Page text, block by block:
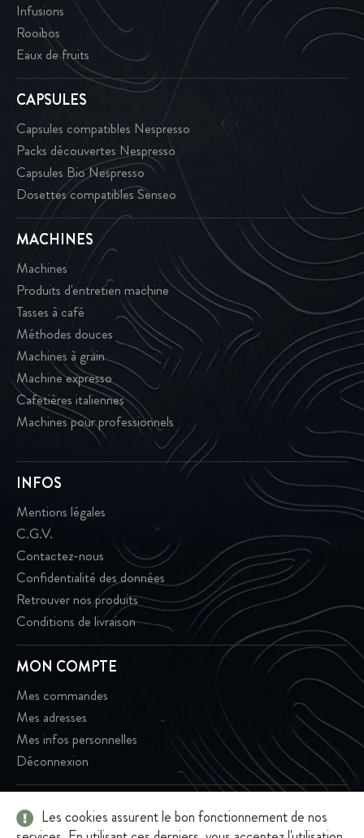
Les cookies assurent le bon fonctionnement de nos
Infusions
Rooibos
Eaux de fruits
CAPSULES
Capsules compatibles Nespresso
Packs découvertes Nespresso
Capsules Bio Nespresso
Dosettes compatibles Senseo
MACHINES
Machines
Produits d'entretien machine
Tasses à café
Méthodes douces
Machines à grain
Machine expresso
Cafetières italiennes
Machines pour professionnels
INFOS
Mentions légales
C.G.V.
Contactez-nous
Confidentialité des données
Retrouver nos produits
Conditions de livraison
MON COMPTE
Mes commandes
Mes adresses
Mes infos personnelles
Déconnexion
2026 - Terroir Café - Tous droits réservés - Terroir Café - 301 rue